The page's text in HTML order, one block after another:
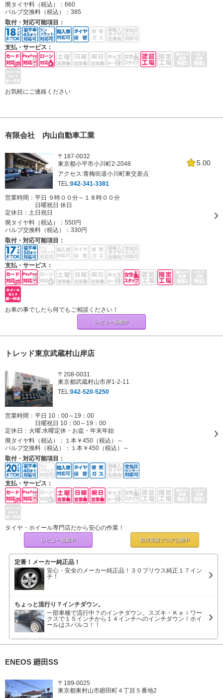
廃タイヤ料（税込）： 660
バルブ交換料（税込）： 385
取付・対応可能項目：
支払・サービス：
お気軽にご連絡ください
有限会社 内山自動車工業
5.00
〒187-0032
東京都小平市小川町2-2048
アクセス:青梅街道小川町東交差点
TEL:042-341-3381
営業時間：平日 ９時００分～１８時００分
日曜祝日 休日
定休日： 土日祝日
廃タイヤ料（税込）： 550円
バルブ交換料（税込）： 330円
取付・対応可能項目：
支払・サービス：
お車の事でしたら何でもご相談ください！
レビュー掲載中
トレッド東京武蔵村山岸店
〒208-0031
東京都武蔵村山市岸1-2-11
TEL:042-520-5250
営業時間：平日 10：00～19：00
日曜祝日 10：00～19：00
定休日： 火曜.水曜定休・お盆・年末年始
廃タイヤ料（税込）： １本￥450（税込）～
バルブ交換料（税込）： １本￥450（税込）～
取付・対応可能項目：
支払・サービス：
タイヤ・ホイール専門店だから安心の作業！
レビュー掲載中 取付実績ブログ公開中
定番！メーカー純正品！
安心・安全のメーカー純正品！３０プリウス純正１７イン
チ！
ちょっと流行り？インチダウン。
一部車種で流行中？のインチダウン。スズキ・Ｋｅｉワー
クスで１５インチから１４インチへのインチダウン！ホイ
ールはスパルコ！！
ENEOS 廻田SS
〒189-0025
東京都東村山市廻田町４丁目５番地2